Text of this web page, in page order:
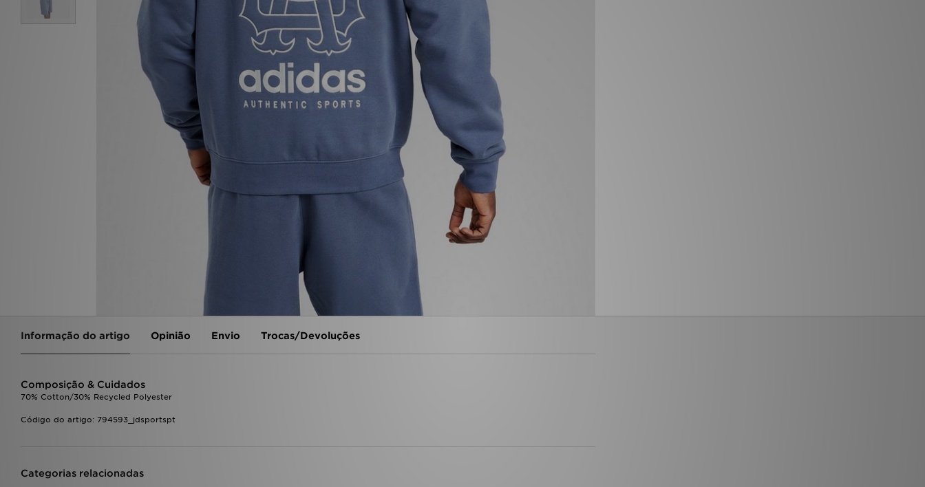
Informação do artigo Opinião Envio Trocas/Devoluções
Composição & Cuidados
70% Cotton/30% Recycled Polyester
Código do artigo: 794593_jdsportspt
Categorias relacionadas